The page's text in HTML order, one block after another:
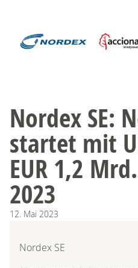
Nordex SE:
startet mit
EUR 1,2
2023
12. Mai 2023
Nordex SE